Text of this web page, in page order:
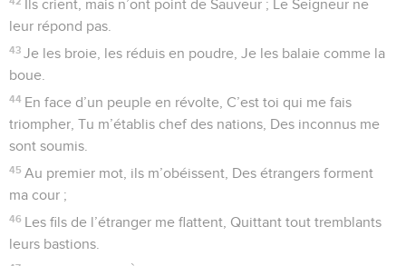
Oui, le Seigneur a bien voulu me traiter selon sa justice, Il
a vu que mes mains sont pures, le Seigneur m’a
Ses lois sont toujours sous mes yeux, je n’écarte pas ses
statuts.
Envers lui, je suis sans reproche, je me suis gardé du
péché.
Le Seigneur a vu ma droiture, mes mains pures devant ses
yeux.